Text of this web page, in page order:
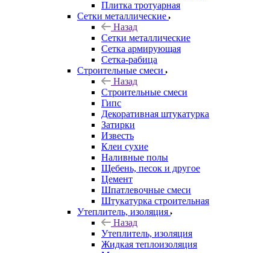
Плитка тротуарная
Сетки металлические
Назад
Сетки металлические
Сетка армирующая
Сетка-рабица
Строительные смеси
Назад
Строительные смеси
Гипс
Декоративная штукатурка
Затирки
Известь
Клеи сухие
Наливные полы
Щебень, песок и другое
Цемент
Шпатлевочные смеси
Штукатурка строительная
Утеплитель, изоляция
Назад
Утеплитель, изоляция
Жидкая теплоизоляция